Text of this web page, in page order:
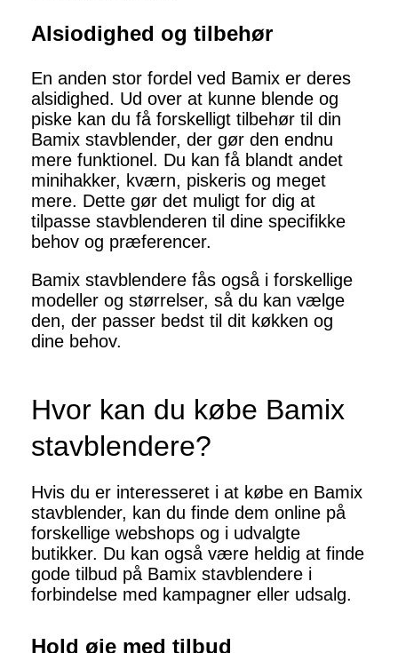
Alsiodighed og tilbehør
En anden stor fordel ved Bamix er deres
alsidighed. Ud over at kunne blende og
piske kan du få forskelligt tilbehør til din
Bamix stavblender, der gør den endnu
mere funktionel. Du kan få blandt andet
minihakker, kværn, piskeris og meget
mere. Dette gør det muligt for dig at
tilpasse stavblenderen til dine specifikke
behov og præferencer.
Bamix stavblendere fås også i forskellige
modeller og størrelser, så du kan vælge
den, der passer bedst til dit køkken og
dine behov.
Hvor kan du købe Bamix
stavblendere?
Hvis du er interesseret i at købe en Bamix
stavblender, kan du finde dem online på
forskellige webshops og i udvalgte
butikker. Du kan også være heldig at finde
gode tilbud på Bamix stavblendere i
forbindelse med kampagner eller udsalg.
Hold øje med tilbud